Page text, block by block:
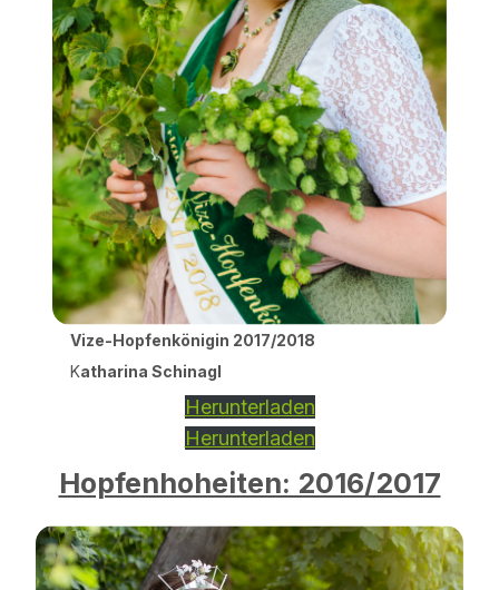
Vize-Hopfenkönigin 2017/2018
Katharina Schinagl
Herunterladen
Herunterladen
Hopfenhoheiten: 2016/2017